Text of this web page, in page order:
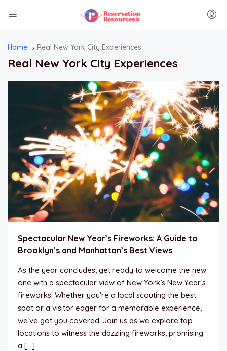
Home Real New York City Experiences
Real New York City Experiences
Spectacular New Year’s Fireworks: A Guide to
Brooklyn’s and Manhattan’s Best Views
As the year concludes, get ready to welcome the new
one with a spectacular view of New York’s New Year’s
fireworks. Whether you’re a local scouting the best
spot or a visitor eager for a memorable experience,
we’ve got you covered. Join us as we explore top
locations to witness the dazzling fireworks, promising
a […]